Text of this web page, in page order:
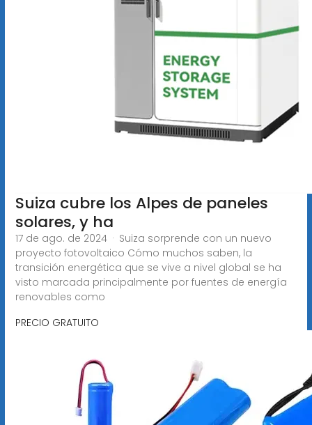
Suiza cubre los Alpes de paneles
solares, y ha
17 de ago. de 2024 · Suiza sorprende con un nuevo
proyecto fotovoltaico Cómo muchos saben, la
transición energética que se vive a nivel global se ha
visto marcada principalmente por fuentes de energía
renovables como
PRECIO GRATUITO